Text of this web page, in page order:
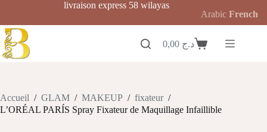
contenu
livraison express 58 wilayas
Panierد.ج
Accueil / GLAM / MAKEUP / fixateur /
L’ORÉAL PARÍS Spray Fixateur de Maquillage Infaillible
Arabic French